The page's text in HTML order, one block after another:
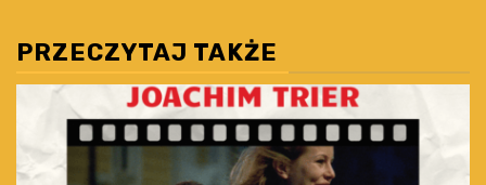
PRZECZYTAJ TAKŻE